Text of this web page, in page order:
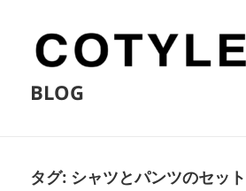
BLOG
タグ: シャツとパンツのセッ